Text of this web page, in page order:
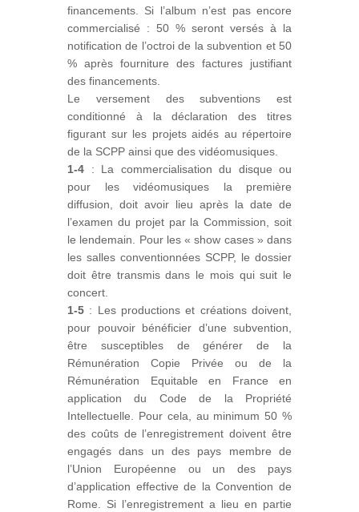
financements. Si l’album n’est pas encore
commercialisé : 50 % seront versés à la
notification de l’octroi de la subvention et 50
% après fourniture des factures justifiant
des financements.
Le versement des subventions est
conditionné à la déclaration des titres
figurant sur les projets aidés au répertoire
de la SCPP ainsi que des vidéomusiques.
1-4 : La commercialisation du disque ou
pour les vidéomusiques la première
diffusion, doit avoir lieu après la date de
l’examen du projet par la Commission, soit
le lendemain. Pour les « show cases » dans
les salles conventionnées SCPP, le dossier
doit être transmis dans le mois qui suit le
concert.
1-5 : Les productions et créations doivent,
pour pouvoir bénéficier d’une subvention,
être susceptibles de générer de la
Rémunération Copie Privée ou de la
Rémunération Equitable en France en
application du Code de la Propriété
Intellectuelle. Pour cela, au minimum 50 %
des coûts de l’enregistrement doivent être
engagés dans un des pays membre de
l’Union Européenne ou un des pays
d’application effective de la Convention de
Rome. Si l’enregistrement a lieu en partie